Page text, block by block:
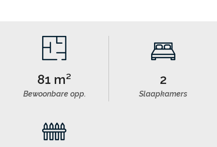
81 m²
Bewoonbare opp.
2
Slaapkamers